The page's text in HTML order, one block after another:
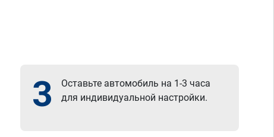
3
Оставьте автомобиль на 1-3 часа
для индивидуальной настройки.